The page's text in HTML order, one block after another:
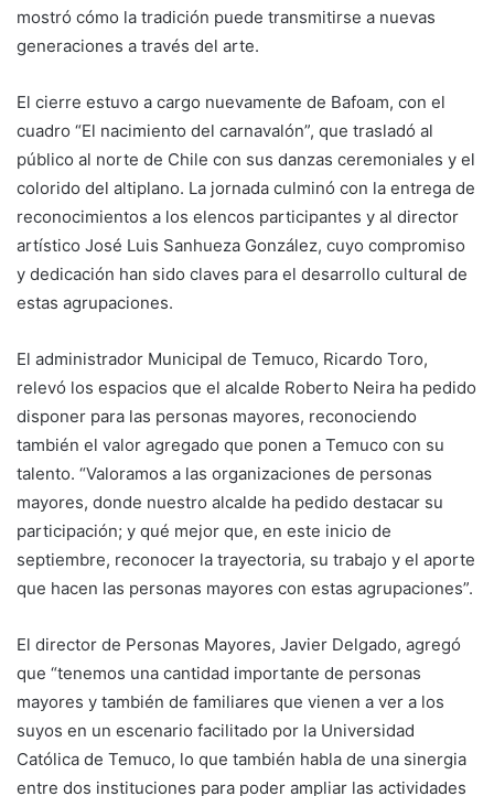
mostró cómo la tradición puede transmitirse a nuevas
generaciones a través del arte.
El cierre estuvo a cargo nuevamente de Bafoam, con el
cuadro “El nacimiento del carnavalón”, que trasladó al
público al norte de Chile con sus danzas ceremoniales y el
colorido del altiplano. La jornada culminó con la entrega de
reconocimientos a los elencos participantes y al director
artístico José Luis Sanhueza González, cuyo compromiso
y dedicación han sido claves para el desarrollo cultural de
estas agrupaciones.
El administrador Municipal de Temuco, Ricardo Toro,
relevó los espacios que el alcalde Roberto Neira ha pedido
disponer para las personas mayores, reconociendo
también el valor agregado que ponen a Temuco con su
talento. “Valoramos a las organizaciones de personas
mayores, donde nuestro alcalde ha pedido destacar su
participación; y qué mejor que, en este inicio de
septiembre, reconocer la trayectoria, su trabajo y el aporte
que hacen las personas mayores con estas agrupaciones”.
El director de Personas Mayores, Javier Delgado, agregó
que “tenemos una cantidad importante de personas
mayores y también de familiares que vienen a ver a los
suyos en un escenario facilitado por la Universidad
Católica de Temuco, lo que también habla de una sinergia
entre dos instituciones para poder ampliar las actividades